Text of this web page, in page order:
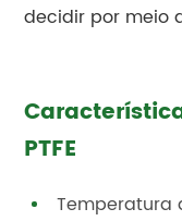
decidir por meio
PTFE
Temperatura